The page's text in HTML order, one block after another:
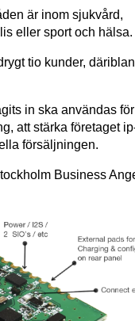
är inom sjukvård,
eller sport och hälsa.
tio kunder,
in ska användas för
att stärka företaget
försäljningen.
Business